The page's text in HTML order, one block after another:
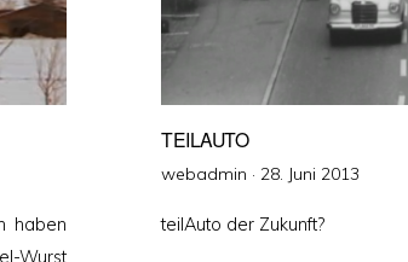
haben
Wurst
TEILAUTO
webadmin · Veröffentlicht
28. Juni 2013
teilAuto der Zukunft?